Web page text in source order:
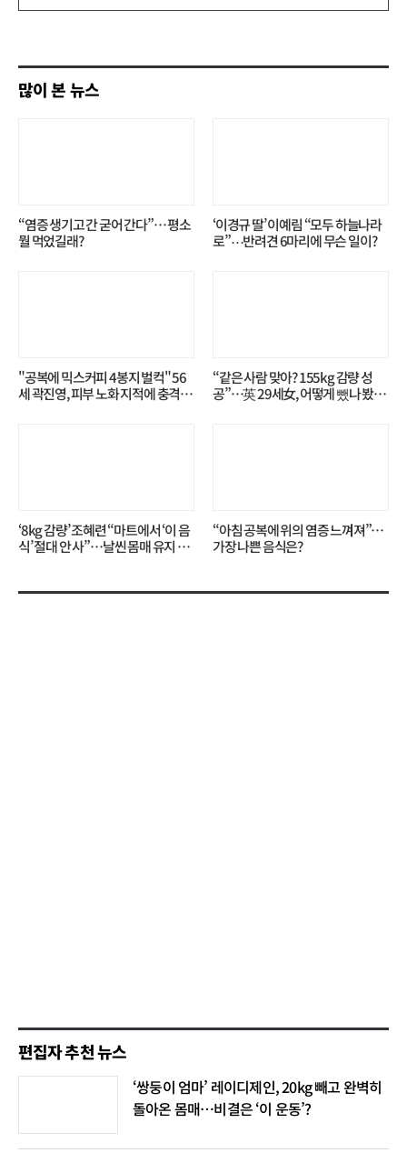
기
많이 본 뉴스
“염증 생기고 간 굳어 간다”… 평소
뭘 먹었길래?
‘이경규 딸’ 이예림 “모두 하늘나라
로”⋯반려견 6마리에 무슨 일이?
"공복에 믹스커피 4봉지 벌컥" 56
세 곽진영, 피부 노화 지적에 충격…
“같은 사람 맞아? 155kg 감량 성
공”…英 29세女, 어떻게 뺐나 봤더
‘8kg 감량’ 조혜련 “마트에서 ‘이 음
식’ 절대 안 사”…날씬 몸매 유지 비
“아침 공복에 위의 염증 느껴져”…
가장 나쁜 음식은?
편집자 추천 뉴스
‘쌍둥이 엄마’ 레이디제인, 20kg 빼고 완벽히
돌아온 몸매…비결은 ‘이 운동’?